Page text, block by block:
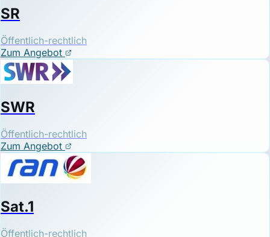
SR
Öffentlich-rechtlich
Zum Angebot
SWR
Öffentlich-rechtlich
Zum Angebot
Sat.1
Öffentlich-rechtlich